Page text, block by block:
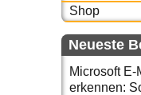
Shop
Neueste
Microsoft E-
erkennen: